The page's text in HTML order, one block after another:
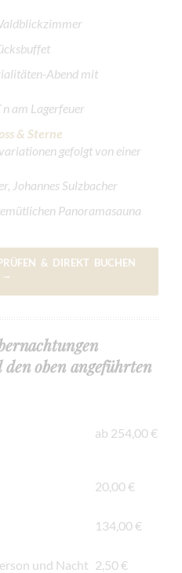
Abend mit
am Lagerfeuer
& Sterne
gefolgt von einer
Johannes Sulzbacher
Panoramasauna
& DIREKT BUCHEN
→
oben angeführten
ab 254,00 €
20,00 €
134,00 €
und Nacht 2,50 €